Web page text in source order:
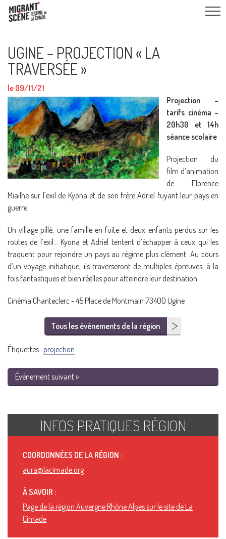
UGINE – PROJECTION « LA
TRAVERSÉE »
le 09/11/21
Projection –
tarifs cinéma –
20h30 et 14h
séance scolaire
Projection du
film d’animation
de Florence
Miailhe sur l’exil de Kyona et de son frère Adriel fuyant leur pays en
guerre.
Un village pillé, une famille en fuite et deux enfants perdus sur les
routes de l’exil… Kyona et Adriel tentent d’échapper à ceux qui les
traquent pour rejoindre un pays au régime plus clément. Au cours
d’un voyage initiatique, ils traverseront de multiples épreuves, à la
fois fantastiques et bien réelles pour atteindre leur destination.
Cinéma Chanteclerc - 45 Place de Montmain 73400 Ugine
Tous les événements de la région
Étiquettes : projection
Événement suivant »
INFOS PRATIQUES RÉGION
COORDONNÉES DE LA RÉGION :
aura@lacimade.org
À SAVOIR :
Page de la région Auvergne Rhône Alpes sur le site de La
Cimade